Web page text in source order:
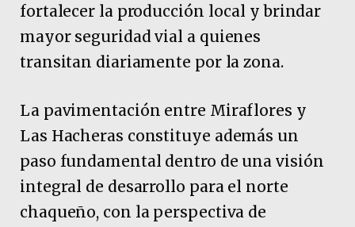
fortalecer la producción local y brindar
mayor seguridad vial a quienes
transitan diariamente por la zona.
La pavimentación entre Miraflores y
Las Hacheras constituye además un
paso fundamental dentro de una visión
integral de desarrollo para el norte
chaqueño, con la perspectiva de